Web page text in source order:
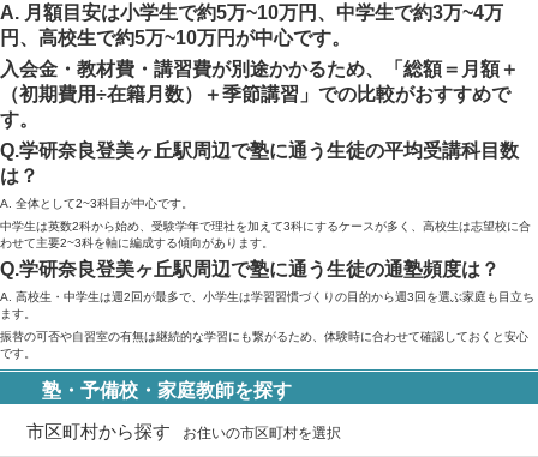
A. 月額目安は小学生で約5万~10万円、中学生で約3万~4万
円、高校生で約5万~10万円が中心です。
入会金・教材費・講習費が別途かかるため、「総額＝月額＋
（初期費用÷在籍月数）＋季節講習」での比較がおすすめで
す。
Q.学研奈良登美ヶ丘駅周辺で塾に通う生徒の平均受講科目数
は？
A. 全体として2~3科目が中心です。
中学生は英数2科から始め、受験学年で理社を加えて3科にするケースが多く、高校生は志望校に合
わせて主要2~3科を軸に編成する傾向があります。
Q.学研奈良登美ヶ丘駅周辺で塾に通う生徒の通塾頻度は？
A. 高校生・中学生は週2回が最多で、小学生は学習習慣づくりの目的から週3回を選ぶ家庭も目立ち
ます。
振替の可否や自習室の有無は継続的な学習にも繋がるため、体験時に合わせて確認しておくと安心
です。
塾・予備校・家庭教師を探す
市区町村から探す お住いの市区町村を選択